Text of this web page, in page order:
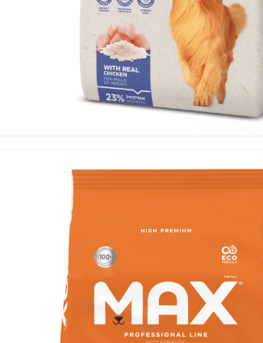
to search or ESC to close